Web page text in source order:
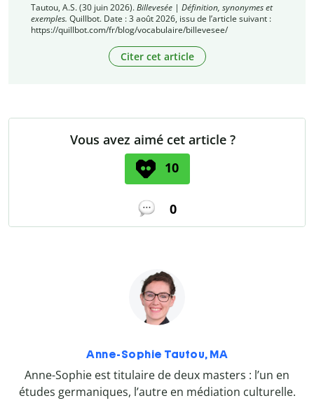
Tautou, A.S. (30 juin 2026).Billevesée | Définition, synonymes et
exemples. Quillbot. Date : 3 août 2026, issu de l’article suivant :
https://quillbot.com/fr/blog/vocabulaire/billevesee/
Citer cet article
Vous avez aimé cet article ?
10
0
Anne-Sophie Tautou, MA
Anne-Sophie est titulaire de deux masters : l’un en
études germaniques, l’autre en médiation culturelle.